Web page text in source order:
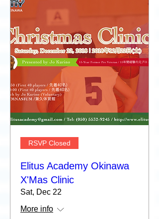
RSVP Closed
Elitus Academy Okinawa
X'Mas Clinic
Sat, Dec 22
More info